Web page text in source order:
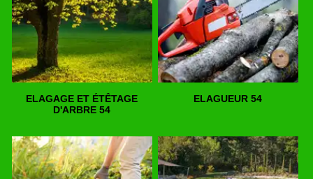
ELAGAGE ET ÉTÊTAGE
D'ARBRE 54
ELAGUEUR 54